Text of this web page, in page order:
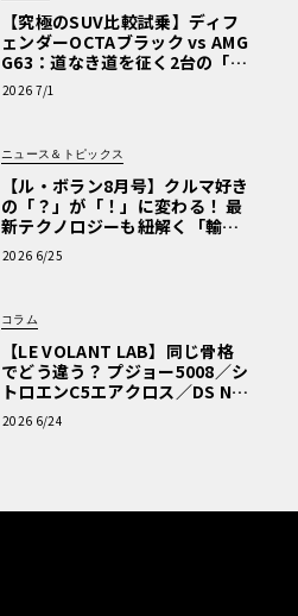
【究極のSUV比較試乗】ディフ
ェンダーOCTAブラック vs AMG
G63：道なき道を征く2台の「対
極的アプローチ」
2026 7/1
ニュース＆トピックス
【ル・ボラン8月号】クルマ好き
の「？」が「！」に変わる！ 最
新テクノロジーも紐解く「輸入
車Q&A」
2026 6/25
コラム
【LE VOLANT LAB】同じ骨格
でどう違う？ プジョー5008／シ
トロエンC5エアクロス／DS Nº4
読者一気乗りレポート
2026 6/24